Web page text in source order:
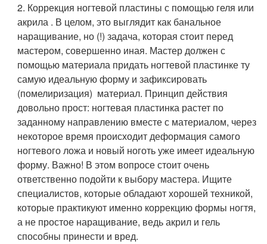
2. Коррекция ногтевой пластины с помощью геля или
акрила . В целом, это выглядит как банальное
наращивание, но (!) задача, которая стоит перед
мастером, совершенно иная. Мастер должен с
помощью материала придать ногтевой пластинке ту
самую идеальную форму и зафиксировать
(помелиризация) материал. Принцип действия
довольно прост: ногтевая пластинка растет по
заданному направлению вместе с материалом, через
некоторое время происходит деформация самого
ногтевого ложа и новый ноготь уже имеет идеальную
форму. Важно! В этом вопросе стоит очень
ответственно подойти к выбору мастера. Ищите
специалистов, которые обладают хорошей техникой,
которые практикуют именно коррекцию формы ногтя,
а не простое наращивание, ведь акрил и гель
способны принести и вред.